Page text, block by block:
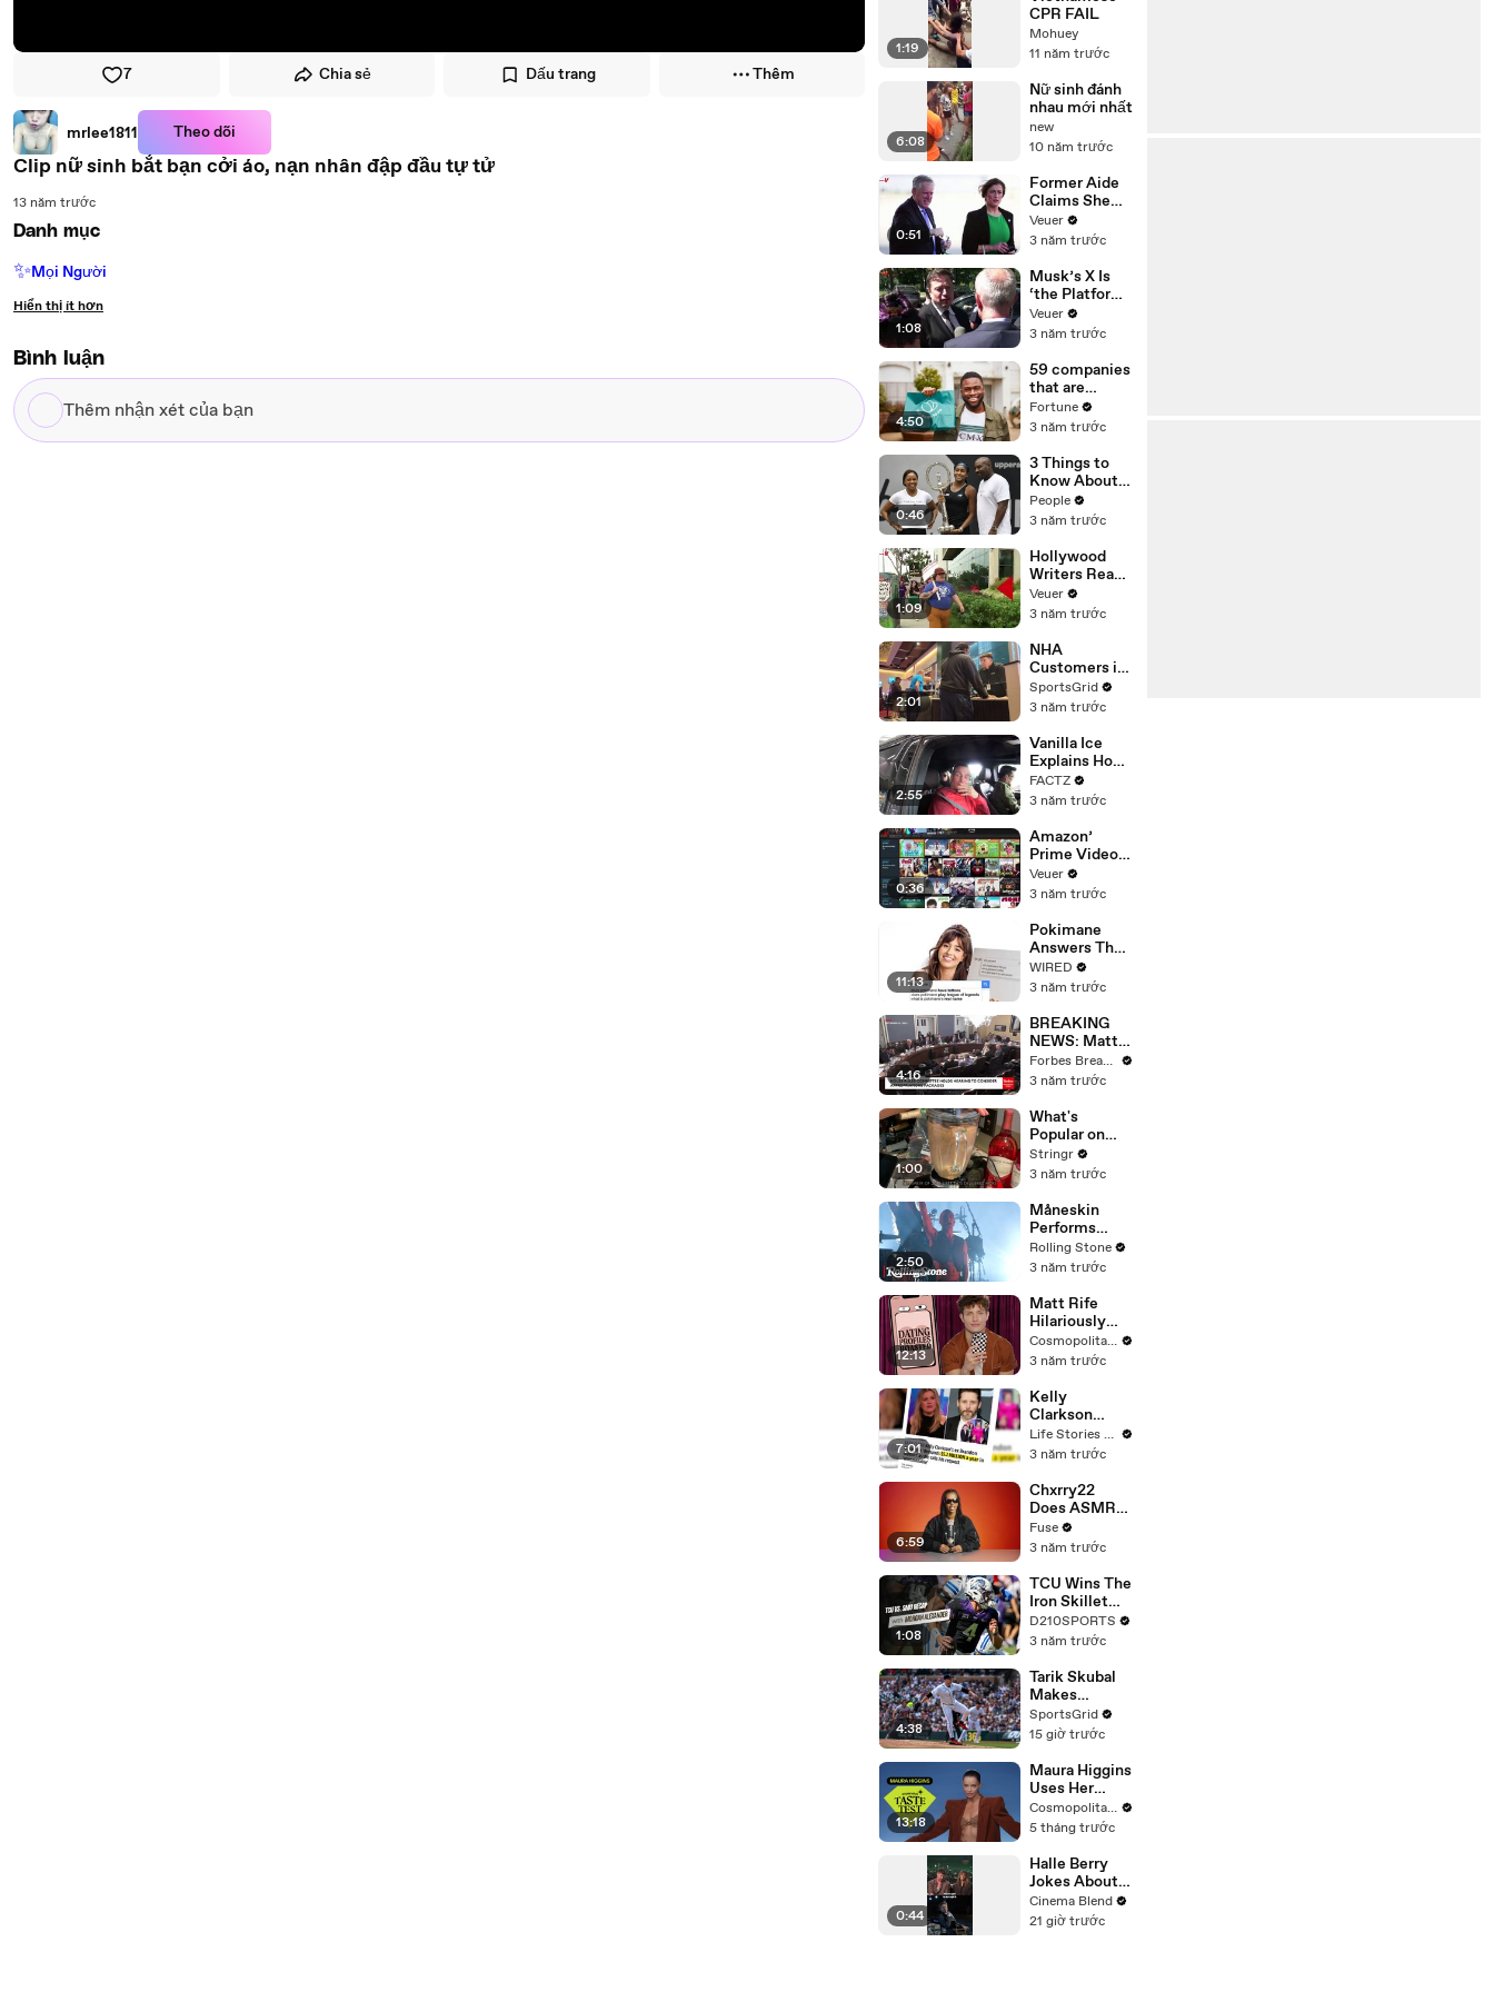
7 Chia sẻ Dấu trang Thêm
mrlee1811 Theo dõi
Clip nữ sinh bắt bạn cởi áo, nạn nhân đập đầu tự tử
13 năm trước
Danh mục
✨Mọi Người
Hiển thị ít hơn
Bình luận
Thêm
nhận
1:19
CPR FAIL
Mohuey
11 năm trước
6:08
Nữ sinh đánh
nhau mới nhất
new
10 năm trước
0:51
Former Aide
Claims She
Was Asked to
Make a ‘Hit
Trump
Veuer
3 năm trước
1:08
Musk’s X Is
‘the Platform
With the
Largest Ratio
Misinformatio
n or
Disinformatio
n’ Amongst
All Social
Media
Platforms
Veuer
3 năm trước
4:50
59 companies
that are
changing the
world: From
Chobani
Fortune
3 năm trước
0:46
3 Things to
Know About
Coco Gauff's
Parents
People
3 năm trước
1:09
Hollywood
Writers Reach
‘Tentative
Agreement’
After 146 Day
Strike
Veuer
3 năm trước
2:01
NHA
Customers in
Limbo as
Company
Potential
Merger
SportsGrid
3 năm trước
2:55
Vanilla Ice
Explains How
the 90’s
Shaped
FACTZ
3 năm trước
0:36
Amazon’
Prime Video
Will Show
Commercials
Year
Veuer
3 năm trước
11:13
Pokimane
Answers The
Web's Most
Searched
WIRED
3 năm trước
4:16
BREAKING
NEWS: Matt
Gaetz Tells
House
'I'm Not Going
To Vote For A
Continuing
Resolution'
Forbes Breaking News
3 năm trước
1:00
What's
Popular on
Uber Eats?
Stringr
3 năm trước
2:50
Måneskin
Performs
"HONEY" at
MSG
Rolling Stone
3 năm trước
12:13
Matt Rife
Hilariously
Roasts Your
Dating
Cosmopolitan
Cosmopolitan USA
3 năm trước
7:01
Kelly
Clarkson
Fights Back
Against
Blackstock In
Devastating
Divorce
Battle
Life Stories By Goalcast
3 năm trước
6:59
Chxrry22
Does ASMR
with Matcha,
Talks Using
Escape &
Touring with
The Weeknd
Fuse
3 năm trước
1:08
TCU Wins The
Iron Skillet
With A 34-17
Win Over
D210SPORTS
3 năm trước
4:38
Tarik Skubal
Makes
Dodgers'
Debut: Game
Predictions
SportsGrid
15 giờ trước
13:18
Maura Higgins
Uses Her
Skills From
'The Traitors'
Game |
Expensive
Taste Test |
Cosmo
Cosmopolitan USA
5 tháng trước
0:44
Halle Berry
Jokes About
Why Storm
Isn't Needed
Cinema Blend
21 giờ trước